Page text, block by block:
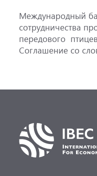
Международный
сотрудничества
передового
Соглашение со
более чем в десяти